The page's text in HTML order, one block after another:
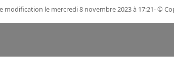
modification le mercredi 8 novembre 2023 à 17:21- ©